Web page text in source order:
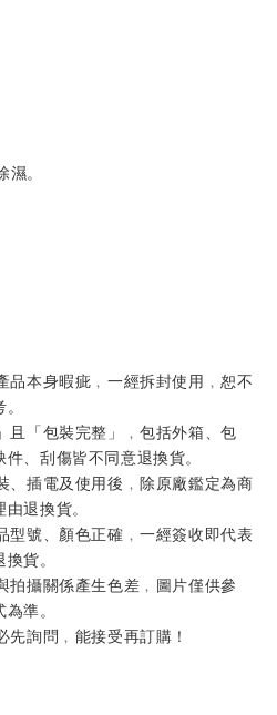
濕。
本身暇疵﹐一經拆封使用﹐恕不
「包裝完整」﹐包括外箱、包
、刮傷皆不同意退換貨。
插電及使用後﹐除原廠鑑定為商
退換貨。
號、顏色正確﹐一經簽收即代表
貨。
攝關係產生色差﹐圖片僅供參
準。
詢問﹐能接受再訂購！